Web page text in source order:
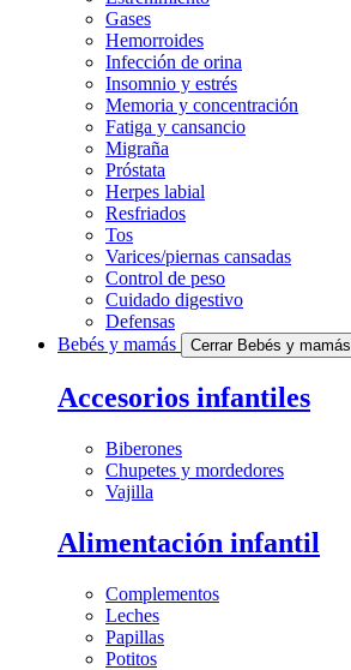
Gases
Hemorroides
Infección de orina
Insomnio y estrés
Memoria y concentración
Fatiga y cansancio
Migraña
Próstata
Herpes labial
Resfriados
Tos
Varices/piernas cansadas
Control de peso
Cuidado digestivo
Defensas
Bebés y mamás
Cerrar Bebés y mamás
Accesorios infantiles
Biberones
Chupetes y mordedores
Vajilla
Alimentación infantil
Complementos
Leches
Papillas
Potitos